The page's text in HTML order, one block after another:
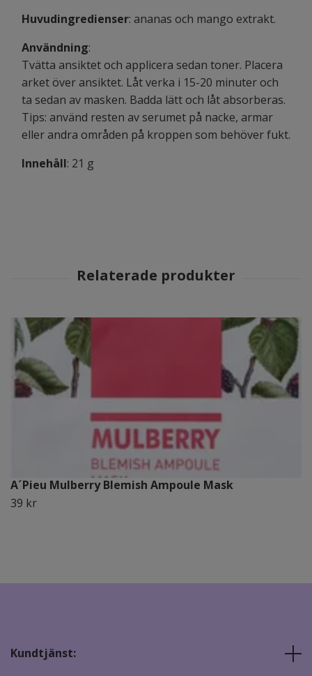
Huvudingredienser: ananas och mango extrakt.
Användning:
Tvätta ansiktet och applicera sedan toner. Placera
arket över ansiktet. Låt verka i 15-20 minuter och
ta sedan av masken. Badda lätt och låt absorberas.
Tips: använd resten av serumet på nacke, armar
eller andra områden på kroppen som behöver fukt.
Innehåll: 21 g
A´Pieu Mulberry Blemish Ampoule Mask
39 kr
Kundtjänst: